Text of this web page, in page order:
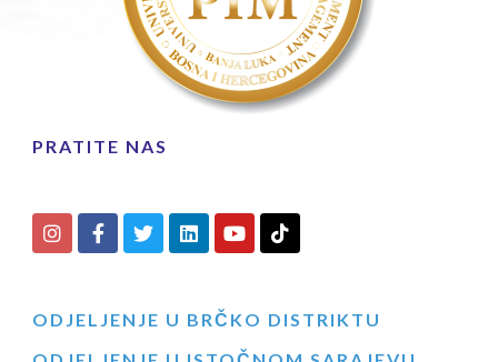
PRATITE NAS
ODJELJENJE U BRČKO DISTRIKTU